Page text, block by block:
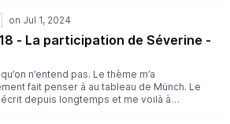
Date limite : 21
nous : Sur Discord Sur Twitter Sur
Sur Bluesky Sur Twitch Des bisous ! Clegot,
- La participation de Séverine -
n’entend pas. Le thème m’a
fait penser à au tableau de Münch. Le
depuis longtemps et me voilà à